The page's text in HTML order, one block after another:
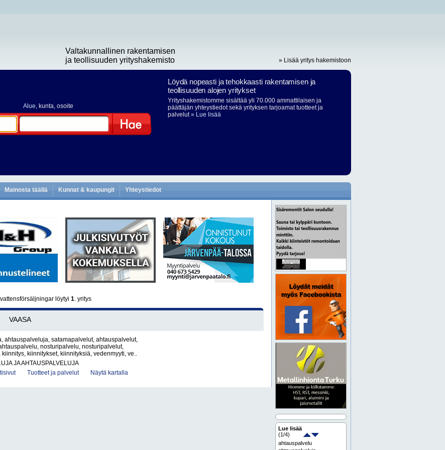
Valtakunnallinen rakentamisen
ja teollisuuden yrityshakemisto
» Lisää yritys hakemistoon
Alue, kunta, osoite
Löydä nopeasti ja tehokkaasti rakentamisen ja
teollisuuden alojen yritykset
Yrityshakemistomme sisältää yli 70.000 ammattilaisen ja
päättäjän yhteystiedot sekä yrityksen tarjoamat tuotteet ja
palvelut» Lue lisää
Mainosta täällä Kunnat & kaupungit Yhteystiedot
löytyi 1. yritys
VAASA
ahtauspalveluja, satamapalvelut, ahtauspalvelut,
nosturipalvelu, nosturipalvelut,
kiinnitykset, kiinnityksiä, vedenmyyti, ve..
JA AHTAUSPALVELUJA
Tuotteet ja palvelut Näytä kartalla
Lue lisää
(1/4)
ahtauspalvelu